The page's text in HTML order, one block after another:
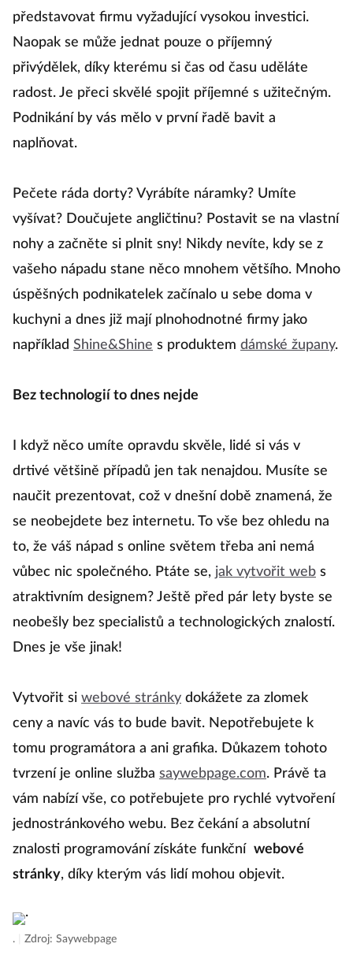
představovat firmu vyžadující vysokou investici.
Naopak se může jednat pouze o příjemný
přivýdělek, díky kterému si čas od času uděláte
radost. Je přeci skvělé spojit příjemné s užitečným.
Podnikání by vás mělo v první řadě bavit a
naplňovat.
Pečete ráda dorty? Vyrábíte náramky? Umíte
vyšívat? Doučujete angličtinu? Postavit se na vlastní
nohy a začněte si plnit sny! Nikdy nevíte, kdy se z
vašeho nápadu stane něco mnohem většího. Mnoho
úspěšných podnikatelek začínalo u sebe doma v
kuchyni a dnes již mají plnohodnotné firmy jako
například Shine&Shine s produktem dámské župany.
Bez technologií to dnes nejde
I když něco umíte opravdu skvěle, lidé si vás v
drtivé většině případů jen tak nenajdou. Musíte se
naučit prezentovat, což v dnešní době znamená, že
se neobejdete bez internetu. To vše bez ohledu na
to, že váš nápad s online světem třeba ani nemá
vůbec nic společného. Ptáte se, jak vytvořit web s
atraktivním designem? Ještě před pár lety byste se
neobešly bez specialistů a technologických znalostí.
Dnes je vše jinak!
Vytvořit si webové stránky dokážete za zlomek
ceny a navíc vás to bude bavit. Nepotřebujete k
tomu programátora a ani grafika. Důkazem tohoto
tvrzení je online služba saywebpage.com. Právě ta
vám nabízí vše, co potřebujete pro rychlé vytvoření
jednostránkového webu. Bez čekání a absolutní
znalosti programování získáte funkční webové
stránky, díky kterým vás lidí mohou objevit.
. Zdroj: Saywebpage